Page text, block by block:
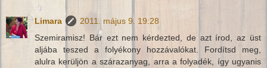
Limara
2011. május 9. 19:28
Szemiramisz! Bár ezt nem kérdezted, de azt írod, az üst
aljába teszed a folyékony hozzávalókat. Fordítsd meg,
alulra kerüljön a szárazanyag, arra a folyadék, így ugyanis